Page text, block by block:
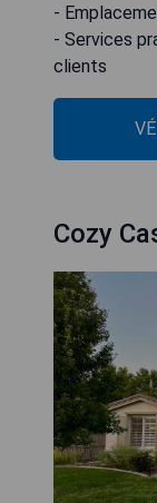
-
- Services
clients
Cozy